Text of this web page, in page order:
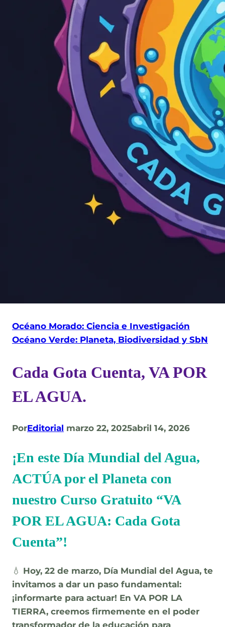
Océano Morado: Ciencia e Investigación
Océano Verde: Planeta, Biodiversidad y SbN
Cada Gota Cuenta, VA POR
EL AGUA.
PorEditorial marzo 22, 2025abril 14, 2026
¡En este Día Mundial del Agua,
ACTÚA por el Planeta con
nuestro Curso Gratuito “VA
POR EL AGUA: Cada Gota
Cuenta”!
💧 Hoy, 22 de marzo, Día Mundial del Agua, te
invitamos a dar un paso fundamental:
¡informarte para actuar! En VA POR LA
TIERRA, creemos firmemente en el poder
transformador de la educación para